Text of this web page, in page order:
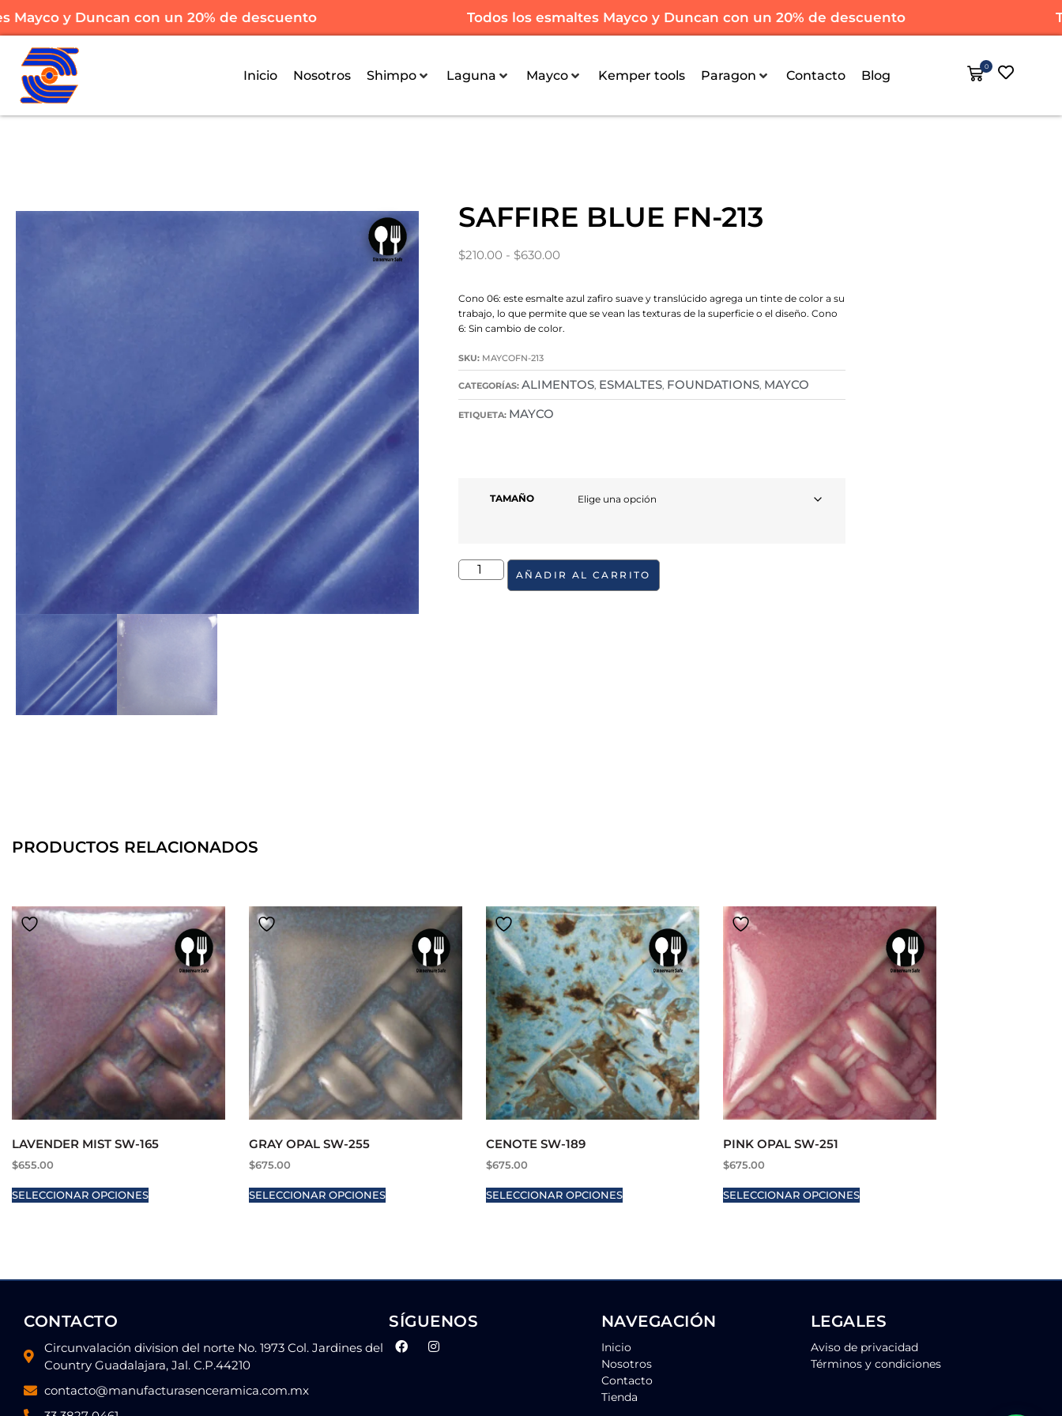
y Duncan con un 20% de descuento Todos los esmaltes Mayco y Duncan con un 20% de descuento
Inicio Nosotros Shimpo Laguna Mayco Kemper tools Paragon Contacto Blog
0
SAFFIRE BLUE FN-213
$210.00 - $630.00
Cono 06: este esmalte azul zafiro suave y translúcido agrega un tinte de color a su
trabajo, lo que permite que se vean las texturas de la superficie o el diseño. Cono
6: Sin cambio de color.
SKU: MAYCOFN-213
CATEGORÍAS: ALIMENTOS, ESMALTES, FOUNDATIONS, MAYCO
ETIQUETA: MAYCO
TAMAÑO
AÑADIR AL CARRITO
PRODUCTOS RELACIONADOS
LAVENDER MIST SW-165
$655.00
SELECCIONAR OPCIONES
GRAY OPAL SW-255
$675.00
SELECCIONAR OPCIONES
CENOTE SW-189
$675.00
SELECCIONAR OPCIONES
PINK OPAL SW-251
$675.00
SELECCIONAR OPCIONES
CONTACTO
Circunvalación division del norte No. 1973 Col. Jardines del
Country Guadalajara, Jal. C.P.44210
contacto@manufacturasenceramica.com.mx
SÍGUENOS NAVEGACIÓN
Inicio
Nosotros
Contacto
Tienda
LEGALES
Aviso de privacidad
Términos y condiciones